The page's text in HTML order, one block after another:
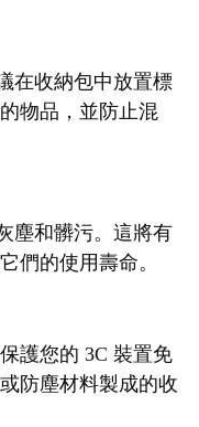
在收納包中放置標
物品，並防止混
塵和髒污。這將有
們的使用壽命。
護您的 3C 裝置免
防塵材料製成的收